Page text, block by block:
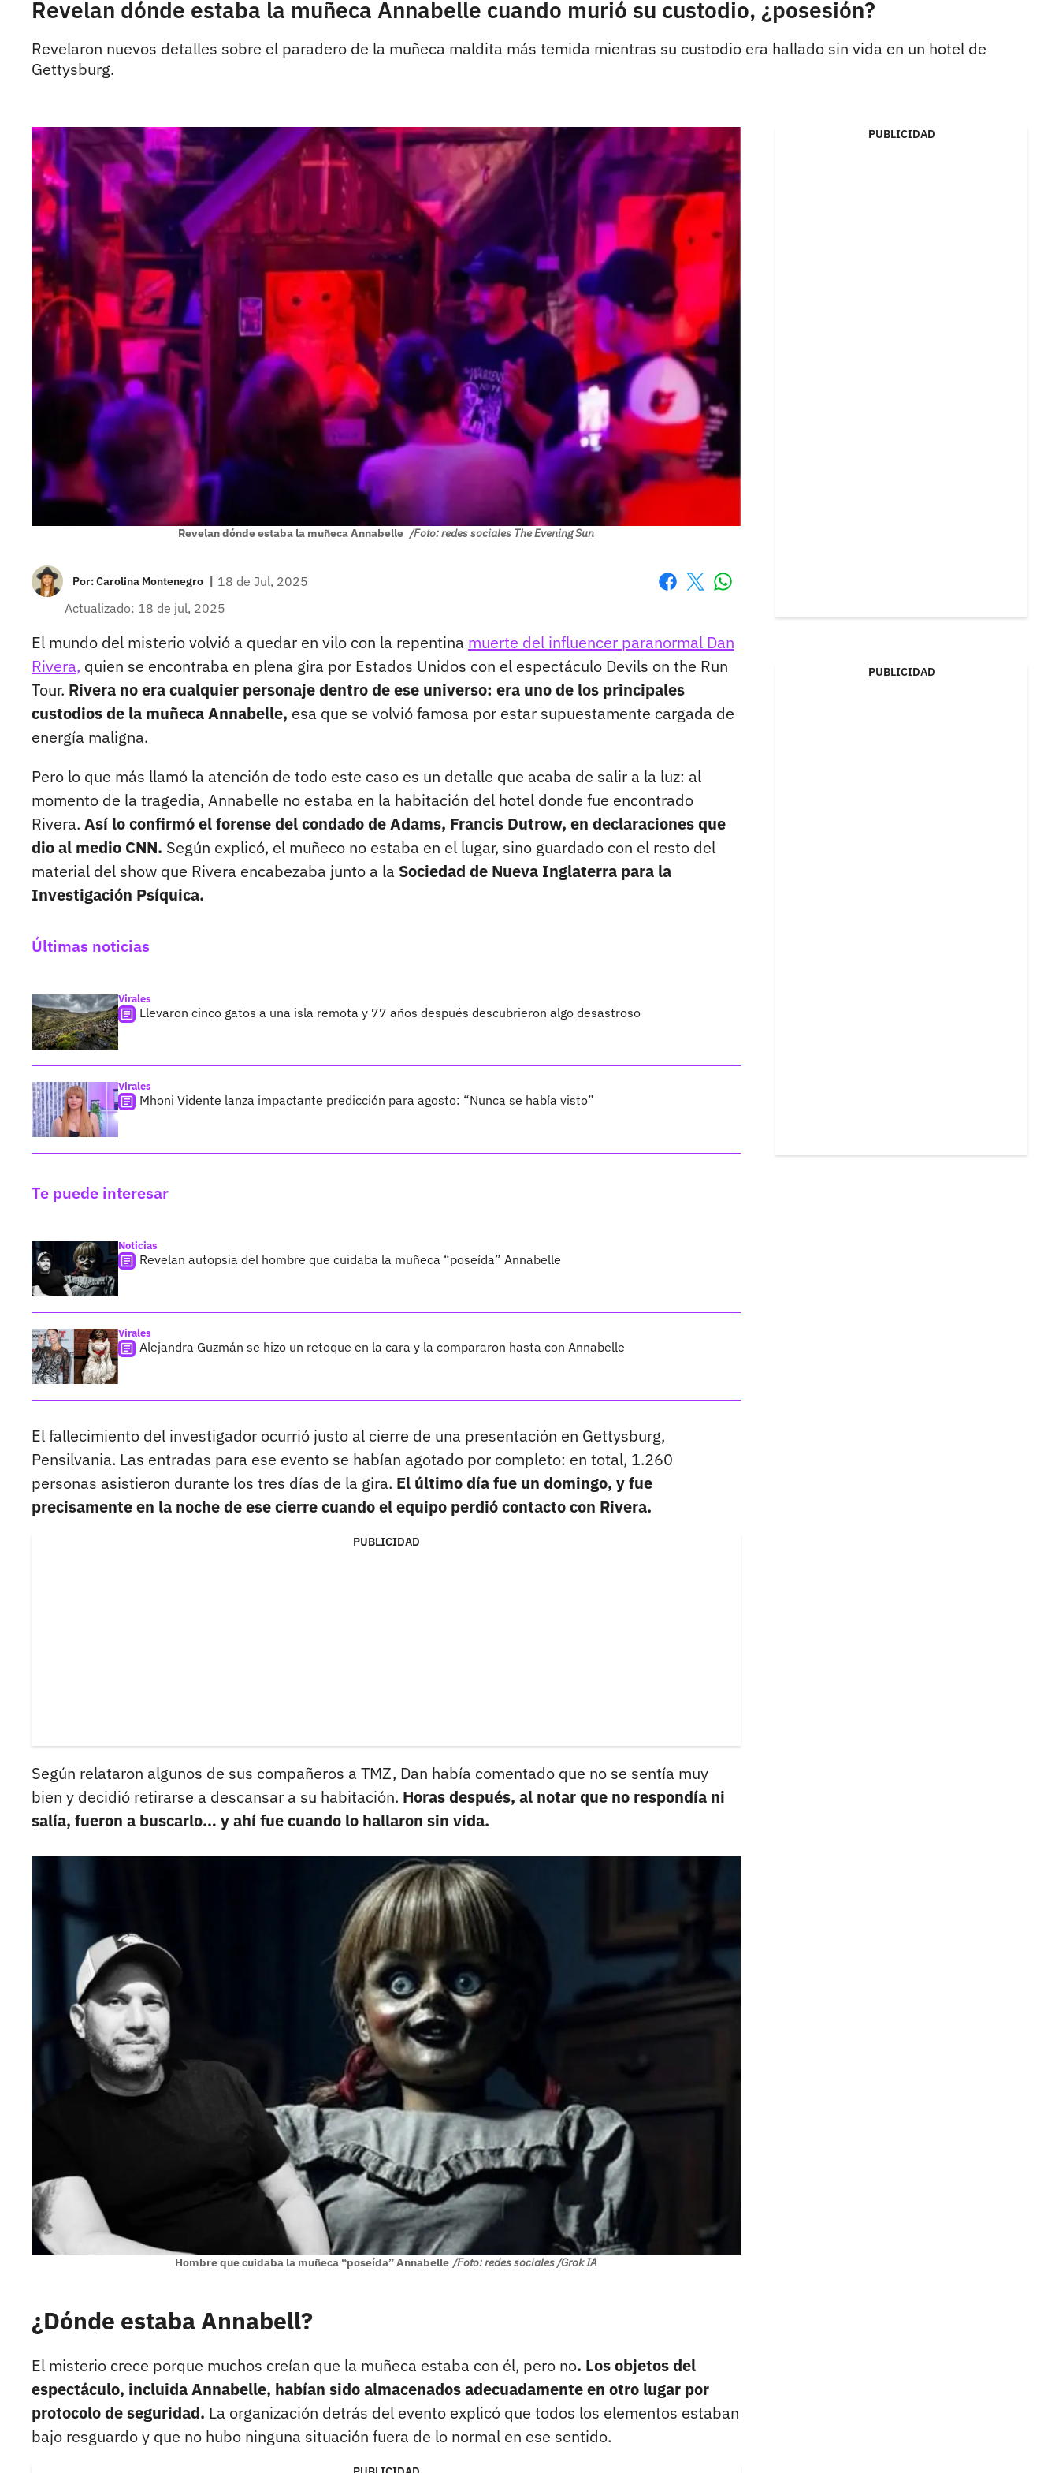
Revelan dónde estaba la muñeca Annabelle cuando murió su custodio, ¿posesión?
Revelaron nuevos detalles sobre el paradero de la muñeca maldita más temida mientras su custodio era hallado sin vida en un hotel de
Gettysburg.
Revelan dónde estaba la muñeca Annabelle /Foto: redes sociales The Evening Sun
Por:Carolina Montenegro | 18 de Jul, 2025
Actualizado: 18 de jul, 2025
El mundo del misterio volvió a quedar en vilo con la repentina muerte del influencer paranormal Dan
Rivera, quien se encontraba en plena gira por Estados Unidos con el espectáculo Devils on the Run
Tour. Rivera no era cualquier personaje dentro de ese universo: era uno de los principales
custodios de la muñeca Annabelle, esa que se volvió famosa por estar supuestamente cargada de
energía maligna.
Pero lo que más llamó la atención de todo este caso es un detalle que acaba de salir a la luz: al
momento de la tragedia, Annabelle no estaba en la habitación del hotel donde fue encontrado
Rivera. Así lo confirmó el forense del condado de Adams, Francis Dutrow, en declaraciones que
dio al medio CNN. Según explicó, el muñeco no estaba en el lugar, sino guardado con el resto del
material del show que Rivera encabezaba junto a la Sociedad de Nueva Inglaterra para la
Investigación Psíquica.
Últimas noticias
Virales
Llevaron cinco gatos a una isla remota y 77 años después descubrieron algo desastroso
Virales
Mhoni Vidente lanza impactante predicción para agosto: “Nunca se había visto”
Te puede interesar
Noticias
Revelan autopsia del hombre que cuidaba la muñeca “poseída” Annabelle
Virales
Alejandra Guzmán se hizo un retoque en la cara y la compararon hasta con Annabelle
El fallecimiento del investigador ocurrió justo al cierre de una presentación en Gettysburg,
Pensilvania. Las entradas para ese evento se habían agotado por completo: en total, 1.260
personas asistieron durante los tres días de la gira. El último día fue un domingo, y fue
precisamente en la noche de ese cierre cuando el equipo perdió contacto con Rivera.
PUBLICIDAD
Según relataron algunos de sus compañeros a TMZ, Dan había comentado que no se sentía muy
bien y decidió retirarse a descansar a su habitación. Horas después, al notar que no respondía ni
salía, fueron a buscarlo… y ahí fue cuando lo hallaron sin vida.
Hombre que cuidaba la muñeca “poseída” Annabelle /Foto: redes sociales /Grok IA
¿Dónde estaba Annabell?
El misterio crece porque muchos creían que la muñeca estaba con él, pero no. Los objetos del
espectáculo, incluida Annabelle, habían sido almacenados adecuadamente en otro lugar por
protocolo de seguridad. La organización detrás del evento explicó que todos los elementos estaban
bajo resguardo y que no hubo ninguna situación fuera de lo normal en ese sentido.
PUBLICIDAD
PUBLICIDAD